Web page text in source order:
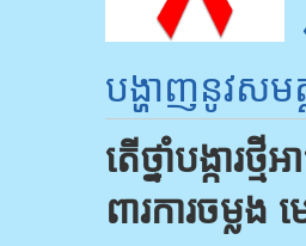
បង្ហាញ​​នូវ​សម
តើ​ថ្នាំ​បង្កា​រ
ពារ​ការ​ចម្ល